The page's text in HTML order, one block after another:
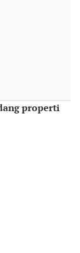
properti